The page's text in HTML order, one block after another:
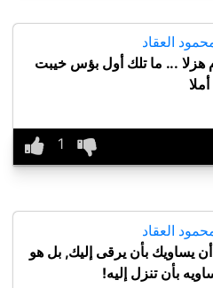
العقاد
هزلا ... ما تلك أول بؤس خيبت
أملا
العقاد
يساويك بأن يرقى إليك, بل هو
بأن تنزل إليه!